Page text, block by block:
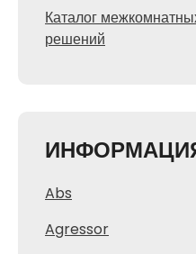
Каталог
решений
Abs
Agressor